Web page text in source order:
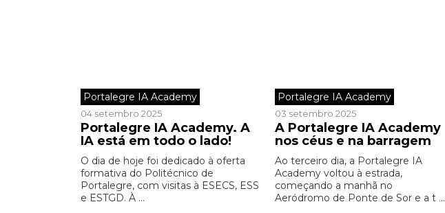
Portalegre IA Academy
04 setembro 2025
Portalegre IA Academy. A
IA está em todo o lado!
O dia de hoje foi dedicado à oferta
formativa do Politécnico de
Portalegre, com visitas à ESECS, ESS
e ESTGD. À ...
Portalegre IA Academy
03 setembro 2025
A Portalegre IA Academy
nos céus e na barragem
Ao terceiro dia, a Portalegre IA
Academy voltou à estrada,
começando a manhã no
Aeródromo de Ponte de Sor e a t ...